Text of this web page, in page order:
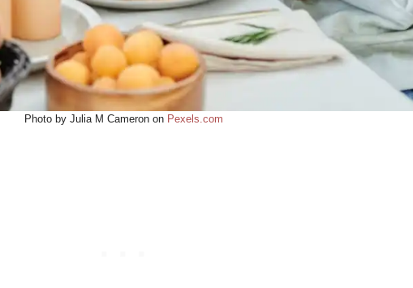
Photo by Julia M Cameron on Pexels.com